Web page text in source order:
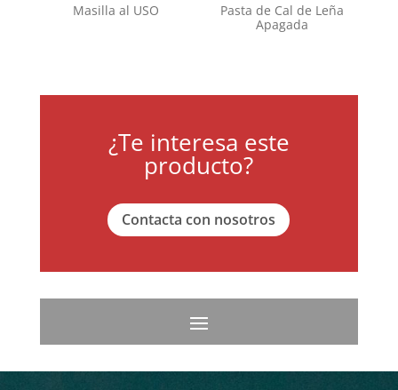
Masilla al USO
Pasta de Cal de Leña
Apagada
¿Te interesa este
producto?
Contacta con nosotros